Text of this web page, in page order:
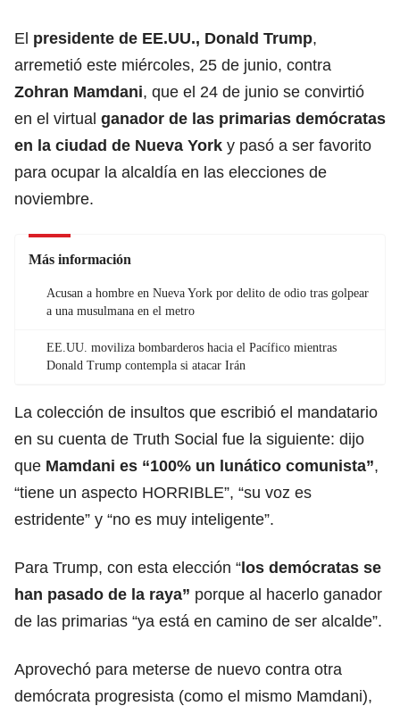
El presidente de EE.UU., Donald Trump,
arremetió este miércoles, 25 de junio, contra
Zohran Mamdani, que el 24 de junio se convirtió
en el virtual ganador de las primarias demócratas
en la ciudad de Nueva York y pasó a ser favorito
para ocupar la alcaldía en las elecciones de
noviembre.
Más información
Acusan a hombre en Nueva York por delito de odio tras golpear
a una musulmana en el metro
EE.UU. moviliza bombarderos hacia el Pacífico mientras
Donald Trump contempla si atacar Irán
La colección de insultos que escribió el mandatario
en su cuenta de Truth Social fue la siguiente: dijo
que Mamdani es “100% un lunático comunista”,
“tiene un aspecto HORRIBLE”, “su voz es
estridente” y “no es muy inteligente”.
Para Trump, con esta elección “los demócratas se
han pasado de la raya” porque al hacerlo ganador
de las primarias “ya está en camino de ser alcalde”.
Aprovechó para meterse de nuevo contra otra
demócrata progresista (como el mismo Mamdani),